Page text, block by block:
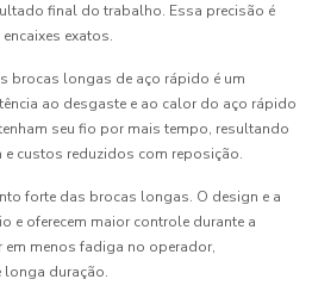
final do trabalho. Essa precisão é
exatos.
brocas longas de aço rápido é um
ao desgaste e ao calor do aço rápido
seu fio por mais tempo, resultando
e custos reduzidos com reposição.
forte das brocas longas. O design e a
e oferecem maior controle durante a
menos fadiga no operador,
longa duração.